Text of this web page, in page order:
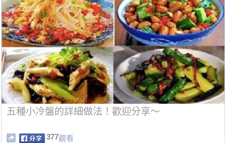
五種小冷盤的詳細做法！歡迎分享～
377觀看